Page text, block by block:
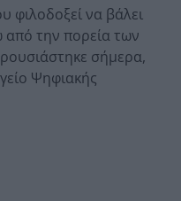
φιλοδοξεί να βάλει
από την πορεία των
σήμερα,
Ψηφιακής